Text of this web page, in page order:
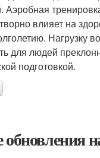
влияет на
Нагрузку
для людей
подготовкой.